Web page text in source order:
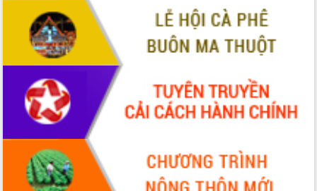
Kết nối tour, đẩy mạnh chuyển đổi số
để phát triển du lịch Đắk Lắk
Khởi động Dự án Đầu tư xây dựng hạ
tầng kỹ thuật Cụm công nghiệp Tân
Tiến
Gặp mặt các cơ quan báo chí nhân Kỷ
niệm 101 năm Ngày Báo chí Cách
mạng Việt Nam
Đắk Lắk sơ kết 4 năm triển khai thực
hiện Đề án 06 của Chính phủ
Họp báo thông tin về Hội nghị Công bố
Quy hoạch và Xúc tiến đầu tư tỉnh Đắk